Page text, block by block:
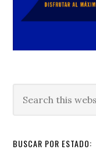
this
BUSCAR POR ESTADO: